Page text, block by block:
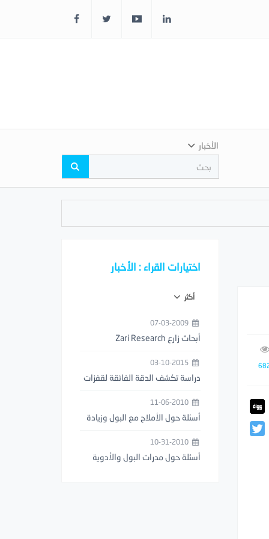
الأخبار
اختيارات القراء : الأخبار
أكثر
07-03-2009
أبحاث زارع Zari Research
03-10-2015
دراسة تكشف الدقة الفائقة لقفزات
11-06-2010
أسئلة حول الأملاح مع البول وزيادة
10-31-2010
أسئلة حول مدرات البول والأدوية